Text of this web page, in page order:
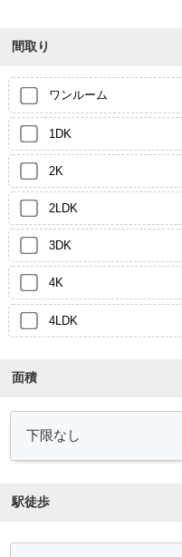
間取り
ワンルーム
1DK
2K
2LDK
3DK
4K
4LDK
面積
駅徒歩